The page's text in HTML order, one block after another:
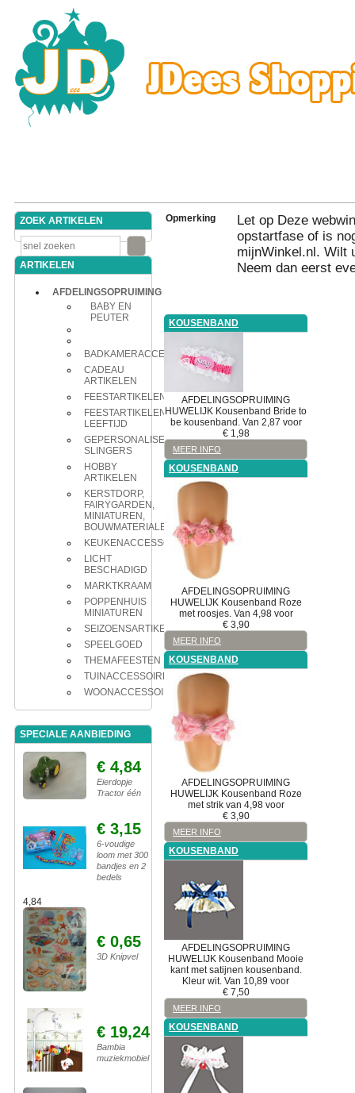
ZOEK ARTIKELEN
ARTIKELEN
AFDELINGSOPRUIMING
BABY EN
PEUTER
BADKAMERACCESSOIRES
CADEAU
ARTIKELEN
FEESTARTIKELEN
FEESTARTIKELEN
LEEFTIJD
GEPERSONALISEERDE
SLINGERS
HOBBY
ARTIKELEN
KERSTDORP,
FAIRYGARDEN,
MINIATUREN,
BOUWMATERIALEN
KEUKENACCESSOIRES
LICHT
BESCHADIGD
MARKTKRAAM
POPPENHUIS
MINIATUREN
SEIZOENSARTIKELEN
SPEELGOED
THEMAFEESTEN
TUINACCESSOIRES
WOONACCESSOIRES
SPECIALE AANBIEDING
€ 4,84
Eierdopje
Tractor één
€ 3,15
6-voudige
loom met 300
bandjes en 2
bedels
4,84
€ 0,65
3D Knipvel
€ 19,24
Bambia
muziekmobiel
Opmerking
Let op Deze
opstartfase of is
mijnWinkel.nl. Wilt
Neem dan eerst
KOUSENBAND
AFDELINGSOPRUIMING
HUWELIJK Kousenband Bride to
be kousenband. Van 2,87 voor
€ 1,98
MEER INFO
KOUSENBAND
AFDELINGSOPRUIMING
HUWELIJK Kousenband Roze
met roosjes. Van 4,98 voor
€ 3,90
MEER INFO
KOUSENBAND
AFDELINGSOPRUIMING
HUWELIJK Kousenband Roze
met strik van 4,98 voor
€ 3,90
MEER INFO
KOUSENBAND
AFDELINGSOPRUIMING
HUWELIJK Kousenband Mooie
kant met satijnen kousenband.
Kleur wit. Van 10,89 voor
€ 7,50
MEER INFO
KOUSENBAND